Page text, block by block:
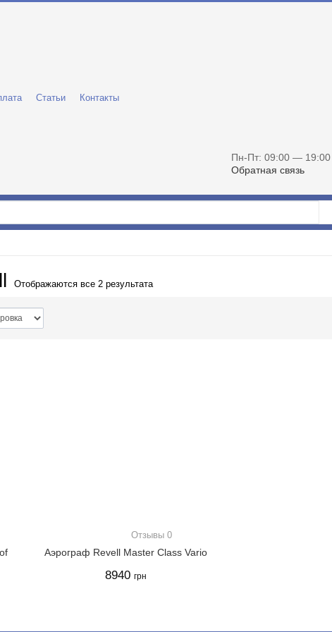
Статьи Контакты
Пн-Пт: 09:00 — 19:00
Обратная связь
Отображаются все 2 результата
Отзывы 0
Аэрограф Revell Master Class Vario
8940 грн